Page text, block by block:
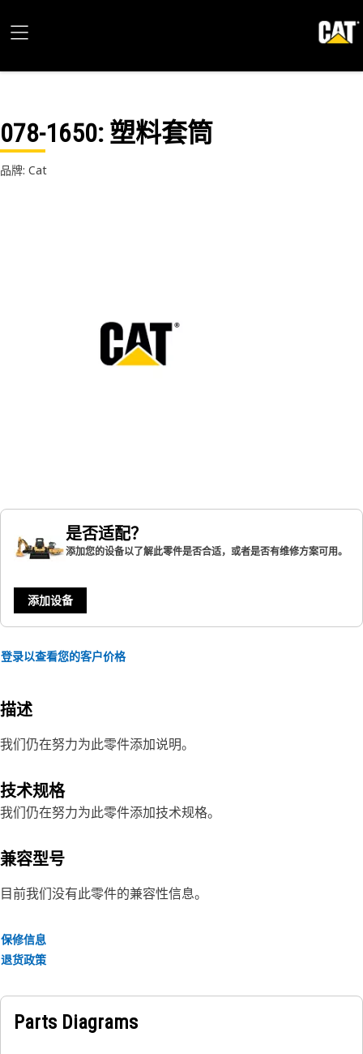
078-1650: 塑料套筒
品牌: Cat
是否适配？
添加您的设备以了解此零件是否合适，或者是否有维修方案可用。
添加设备
登录以查看您的客户价格
描述
我们仍在努力为此零件添加说明。
技术规格
我们仍在努力为此零件添加技术规格。
兼容型号
目前我们没有此零件的兼容性信息。
保修信息
退货政策
Parts Diagrams